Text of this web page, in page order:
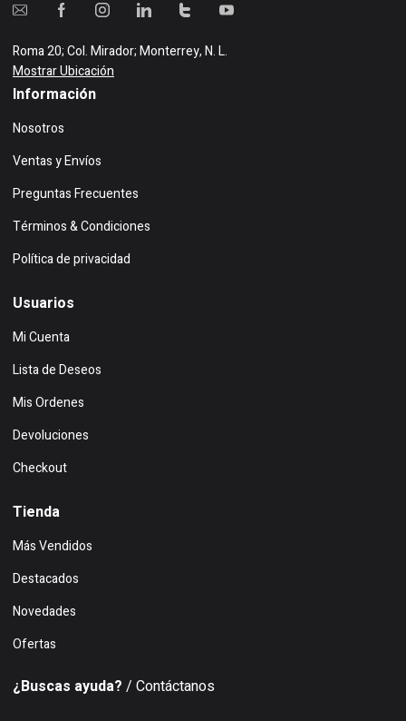
Roma 20; Col. Mirador; Monterrey, N. L.
Mostrar Ubicación
Información
Nosotros
Ventas y Envíos
Preguntas Frecuentes
Términos & Condiciones
Política de privacidad
Usuarios
Mi Cuenta
Lista de Deseos
Mis Ordenes
Devoluciones
Checkout
Tienda
Más Vendidos
Destacados
Novedades
Ofertas
¿Buscas ayuda? / Contáctanos